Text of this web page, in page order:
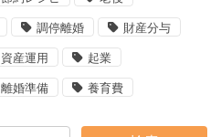
調停離婚 財産分与
資産運用 起業
離婚準備 養育費